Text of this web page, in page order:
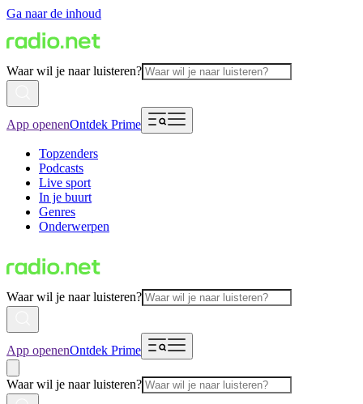
Ga naar de inhoud
Waar wil je naar luisteren?
App openenOntdek Prime
Topzenders
Podcasts
Live sport
In je buurt
Genres
Onderwerpen
Waar wil je naar luisteren?
App openenOntdek Prime
Waar wil je naar luisteren?